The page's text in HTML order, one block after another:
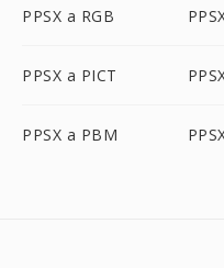
PPSX a RGB
PPSX a PICT
PPSX a PBM